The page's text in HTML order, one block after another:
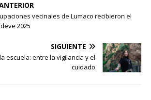
vecinales de Lumaco recibieron el
2025
SIGUIENTE
escuela: entre la vigilancia y el
cuidado